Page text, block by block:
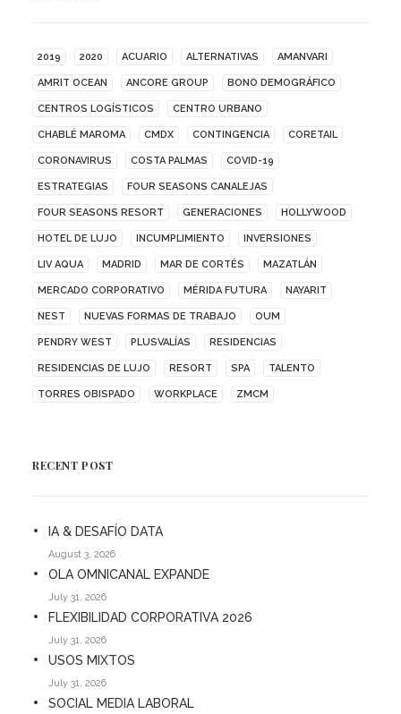
2019 2020 ACUARIO ALTERNATIVAS AMANVARI
AMRIT OCEAN ANCORE GROUP BONO DEMOGRÁFICO
CENTROS LOGÍSTICOS CENTRO URBANO
CHABLÉ MAROMA CMDX CONTINGENCIA CORETAIL
CORONAVIRUS COSTA PALMAS COVID-19
ESTRATEGIAS FOUR SEASONS CANALEJAS
FOUR SEASONS RESORT GENERACIONES HOLLYWOOD
HOTEL DE LUJO INCUMPLIMIENTO INVERSIONES
LIV AQUA MADRID MAR DE CORTÉS MAZATLÁN
MERCADO CORPORATIVO MÉRIDA FUTURA NAYARIT
NEST NUEVAS FORMAS DE TRABAJO OUM
PENDRY WEST PLUSVALÍAS RESIDENCIAS
RESIDENCIAS DE LUJO RESORT SPA TALENTO
TORRES OBISPADO WORKPLACE ZMCM
RECENT POST
IA & DESAFÍO DATA
August 3, 2026
OLA OMNICANAL EXPANDE
July 31, 2026
FLEXIBILIDAD CORPORATIVA 2026
July 31, 2026
USOS MIXTOS
July 31, 2026
SOCIAL MEDIA LABORAL